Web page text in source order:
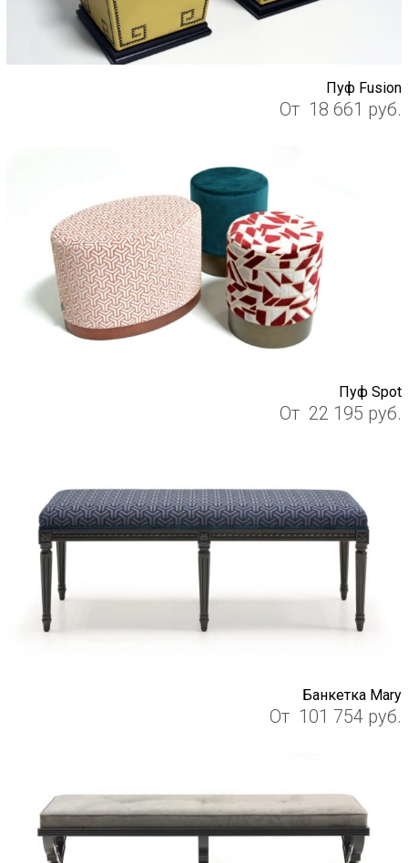
Пуф Fusion
От 18 661 руб.
Пуф Spot
От 22 195 руб.
Банкетка Mary
От 101 754 руб.